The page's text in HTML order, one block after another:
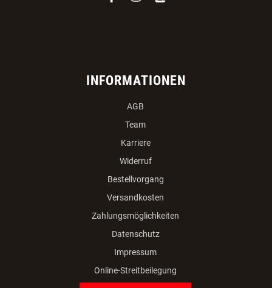
INFORMATIONEN
AGB
Team
Karriere
Widerruf
Bestellvorgang
Versandkosten
Zahlungsmöglichkeiten
Datenschutz
Impressum
Online-Streitbeilegung